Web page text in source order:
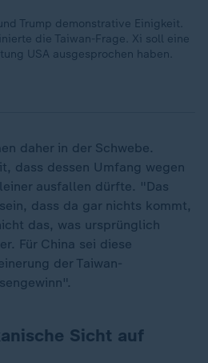
Trump demonstrative Einigkeit.
die Taiwan-Frage. Xi soll eine
USA ausgesprochen haben.
daher in der Schwebe.
dass dessen Umfang wegen
ausfallen dürfte. "Das
dass da gar nichts kommt,
das, was ursprünglich
Für China sei diese
der Taiwan-
Sicht auf